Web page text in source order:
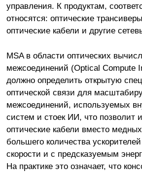
управления. К продуктам,
относятся: оптические
оптические кабели и другие
MSA в области оптических
межсоединений (Optical Compute
должно определить открытую
оптической связи для
межсоединений, используемых
систем и стоек ИИ, что позволит
оптические кабели вместо
большего количества
скорости и с предсказуемым
На практике это означает, что